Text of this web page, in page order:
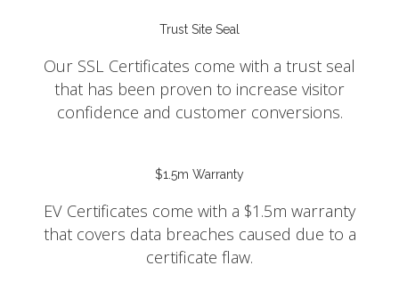
Trust Site Seal
Our SSL Certificates come with a trust seal
that has been proven to increase visitor
confidence and customer conversions.
$1.5m Warranty
EV Certificates come with a $1.5m warranty
that covers data breaches caused due to a
certificate flaw.